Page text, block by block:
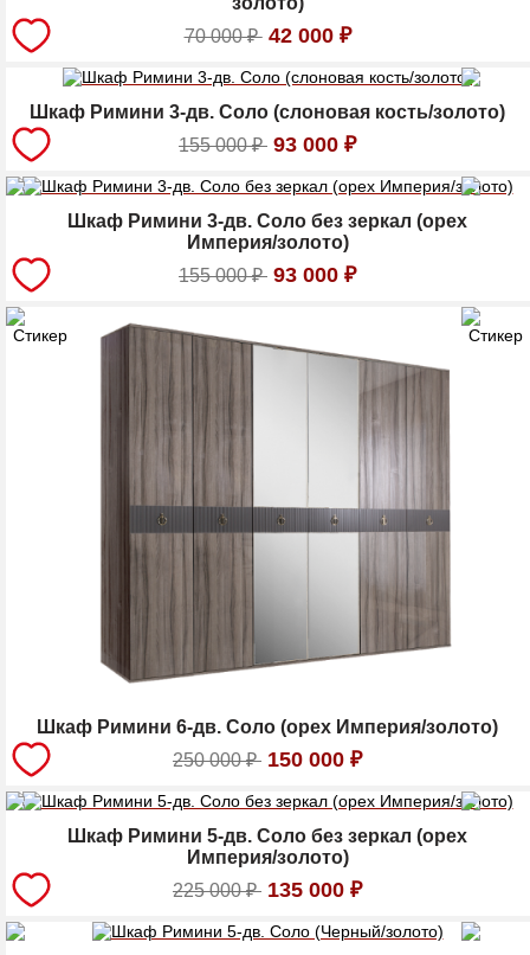
70 000₽ 42 000 ₽
Шкаф Римини 3-дв. Соло (слоновая кость/золото)
155 000₽ 93 000 ₽
Шкаф Римини 3-дв. Соло без зеркал (орех
Империя/золото)
155 000₽ 93 000 ₽
Шкаф Римини 6-дв. Соло (орех Империя/золото)
250 000₽ 150 000 ₽
Шкаф Римини 5-дв. Соло без зеркал (орех
Империя/золото)
225 000₽ 135 000 ₽